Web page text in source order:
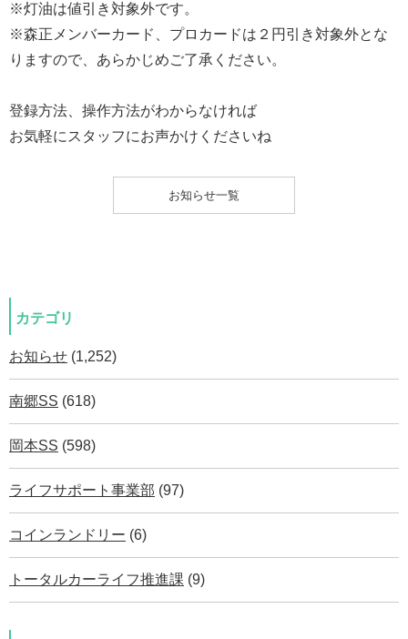
※灯油は値引き対象外です。
※森正メンバーカード、プロカードは２円引き対象外とな
りますので、あらかじめご了承ください。
登録方法、操作方法がわからなければ
お気軽にスタッフにお声かけくださいね
お知らせ一覧
カテゴリ
お知らせ (1,252)
南郷SS (618)
岡本SS (598)
ライフサポート事業部 (97)
コインランドリー (6)
トータルカーライフ推進課 (9)